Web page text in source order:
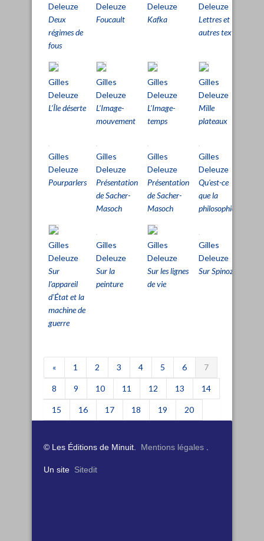
Deleuze
Deux
régimes de
fous
Deleuze
Foucault
Deleuze
Kafka
Deleuze
Lettres et
autres textes
Gilles
Deleuze
L’Île déserte
Gilles
Deleuze
L’Image-
mouvement
Gilles
Deleuze
L’Image-
temps
Gilles
Deleuze
Mille
plateaux
Gilles
Deleuze
Pourparlers
Gilles
Deleuze
Présentation
de Sacher-
Masoch
Gilles
Deleuze
Présentation
de Sacher-
Masoch
Gilles
Deleuze
Qu'est-ce
que la
philosophie ?
Gilles
Deleuze
Sur
l'appareil
d'État et la
machine de
guerre
Gilles
Deleuze
Sur la
peinture
Gilles
Deleuze
Sur les lignes
de vie
Gilles
Deleuze
Sur Spinoza
« 1 2 3 4 5 6 7
8 9 10 11 12 13 14
15 16 17 18 19 20
© Les Éditions de Minuit. Mentions légales
Un site Sitedit